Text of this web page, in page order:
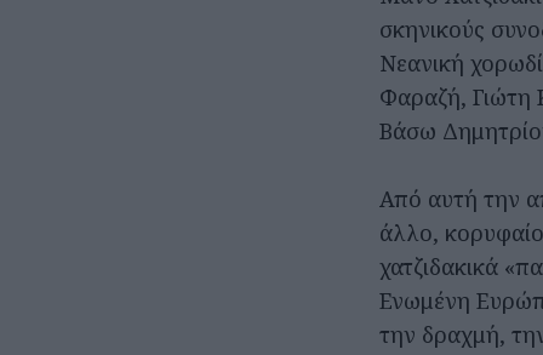
σκηνικούς
Νεανική
Φαραζή, Γιώτη
Βάσω
Από αυτή την
άλλο,
χατζιδακικά
Ενωμένη
την δραχμή,